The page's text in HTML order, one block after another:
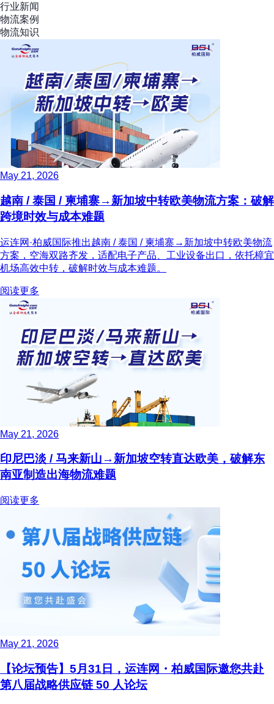
行业新闻
物流案例
物流知识
May 21, 2026
越南 / 泰国 / 柬埔寨→新加坡中转欧美物流方案：破解
跨境时效与成本难题
运连网·柏威国际推出越南 / 泰国 / 柬埔寨→新加坡中转欧美物流
方案，空海双路齐发，适配电子产品、工业设备出口，依托樟宜
机场高效中转，破解时效与成本难题。
阅读更多
May 21, 2026
印尼巴淡 / 马来新山→新加坡空转直达欧美，破解东
南亚制造出海物流难题
阅读更多
May 21, 2026
【论坛预告】5月31日，运连网・柏威国际邀您共赴
第八届战略供应链 50 人论坛